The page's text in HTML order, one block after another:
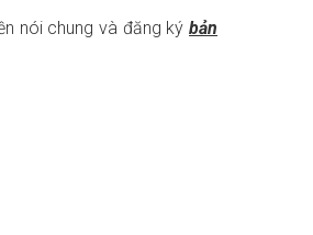
nói chung và đăng ký bản